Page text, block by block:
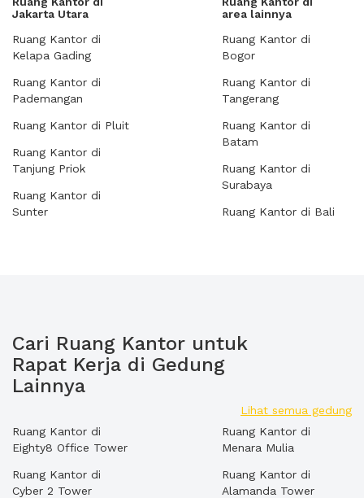
Jakarta Utara
Ruang Kantor di
Kelapa Gading
Ruang Kantor di
Pademangan
Ruang Kantor di Pluit
Ruang Kantor di
Tanjung Priok
Ruang Kantor di
Sunter
area lainnya
Ruang Kantor di
Bogor
Ruang Kantor di
Tangerang
Ruang Kantor di
Batam
Ruang Kantor di
Surabaya
Ruang Kantor di Bali
Cari Ruang Kantor untuk
Rapat Kerja di Gedung
Lainnya
Lihat semua gedung
Ruang Kantor di
Eighty8 Office Tower
Ruang Kantor di
Cyber 2 Tower
Ruang Kantor di
Menara Mulia
Ruang Kantor di
Alamanda Tower